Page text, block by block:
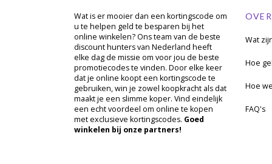
Wat is er mooier dan een kortingscode om
u te helpen geld te besparen bij het
online winkelen? Ons team van de beste
discount hunters van Nederland heeft
elke dag de missie om voor jou de beste
promotiecodes te vinden. Door elke keer
dat je online koopt een kortingscode te
gebruiken, win je zowel koopkracht als dat
maakt je een slimme koper. Vind eindelijk
een echt voordeel om online te kopen
met exclusieve kortingscodes. Goed
winkelen bij onze partners!
Wat
Hoe
Hoe
FAQ's